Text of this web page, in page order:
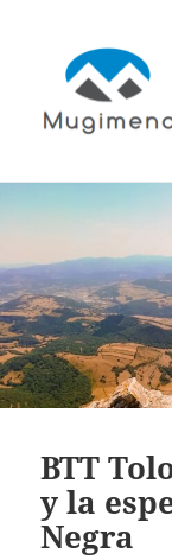
BTT
y la
Negra